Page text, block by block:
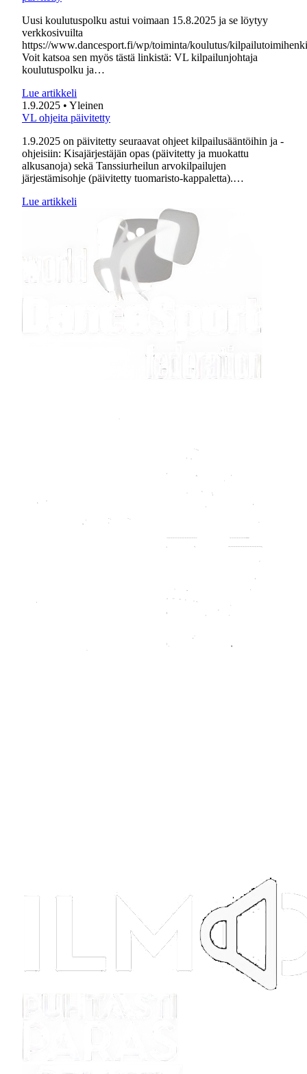
Uusi koulutuspolku astui voimaan 15.8.2025 ja se löytyy
verkkosivuilta
https://www.dancesport.fi/wp/toiminta/koulutus/
Voit katsoa sen myös tästä linkistä: VL kilpailunjohtaja
koulutuspolku ja…
Lue artikkeli
1.9.2025 • Yleinen
VL ohjeita päivitetty
1.9.2025 on päivitetty seuraavat ohjeet kilpailusääntöihin ja -
ohjeisiin: Kisajärjestäjän opas (päivitetty ja muokattu
alkusanoja) sekä Tanssiurheilun arvokilpailujen
järjestämisohje (päivitetty tuomaristo-kappaletta).…
Lue artikkeli